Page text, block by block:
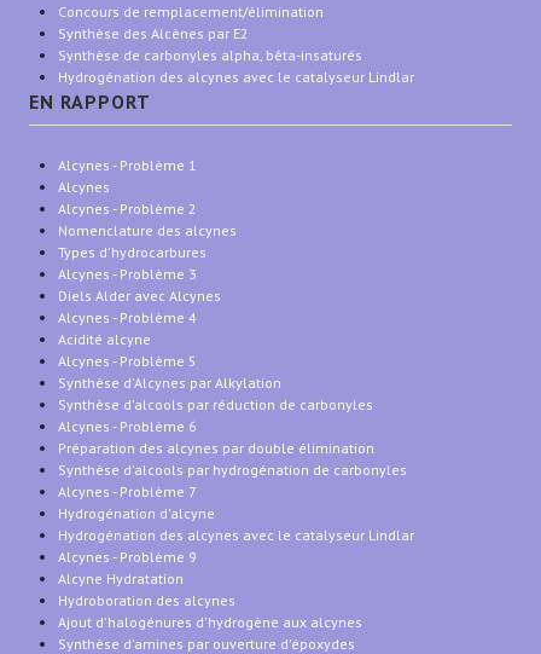
Concours de remplacement/élimination
Synthèse des Alcènes par E2
Synthèse de carbonyles alpha, bêta-insaturés
Hydrogénation des alcynes avec le catalyseur Lindlar
EN RAPPORT
Alcynes - Problème 1
Alcynes
Alcynes - Problème 2
Nomenclature des alcynes
Types d'hydrocarbures
Alcynes - Problème 3
Diels Alder avec Alcynes
Alcynes - Problème 4
Acidité alcyne
Alcynes - Problème 5
Synthèse d'Alcynes par Alkylation
Synthèse d'alcools par réduction de carbonyles
Alcynes - Problème 6
Préparation des alcynes par double élimination
Synthèse d'alcools par hydrogénation de carbonyles
Alcynes - Problème 7
Hydrogénation d'alcyne
Hydrogénation des alcynes avec le catalyseur Lindlar
Alcynes - Problème 9
Alcyne Hydratation
Hydroboration des alcynes
Ajout d'halogénures d'hydrogène aux alcynes
Synthèse d'amines par ouverture d'époxydes